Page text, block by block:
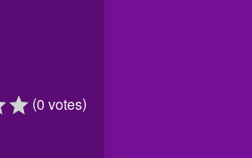
(0 votes)